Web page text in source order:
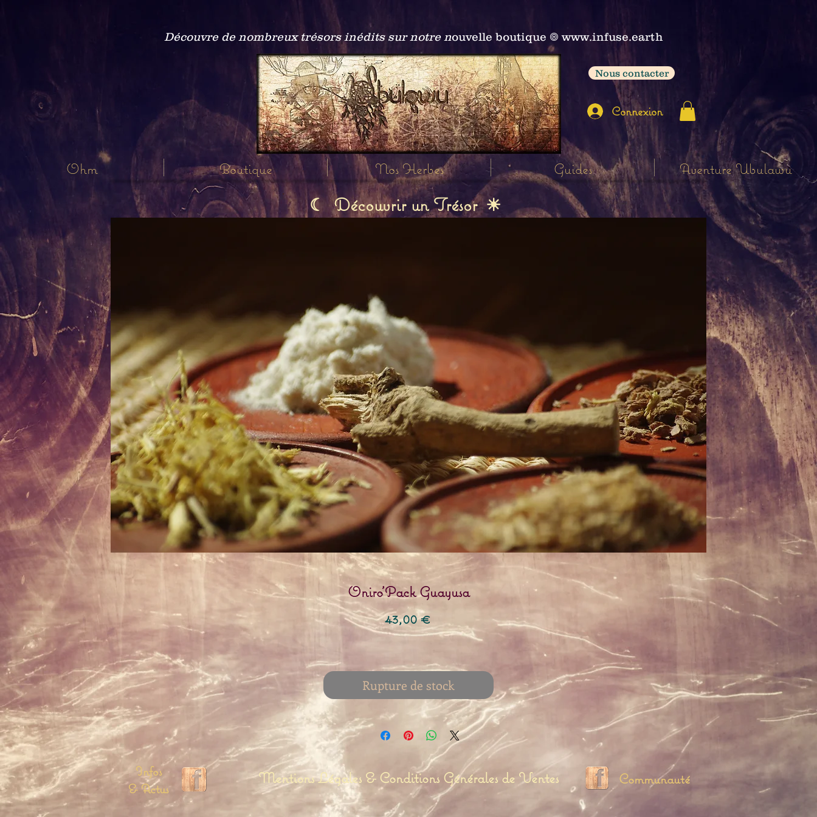
Découvre de nombreux trésors inédits sur notre nouvelle boutique 𖣠 www.infuse.earth
Nous contacter
Connexion
Ohm Boutique Nos Herbes Guides Aventure Ubulawu
☾ Découvrir un Trésor ☀
Oniro'Pack Guayusa
43,00 €Prix
Rupture de stock
Infos
& Actus
Mentions Légales & Conditions Générales de Ventes Communauté